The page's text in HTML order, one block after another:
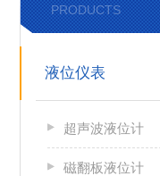
PRODUCTS
液位仪表
超声波液位计
磁翻板液位计